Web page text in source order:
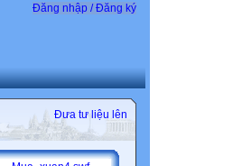
Đăng nhập / Đăng ký
Đưa tư liệu lên